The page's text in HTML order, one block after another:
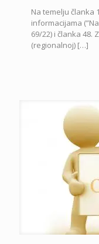
Na temelju članka
informacijama
69/22) i članka 48.
(regionalnoj) […]